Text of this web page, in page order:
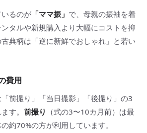
るのが 「ママ振」 で、母親の振袖を着
タルや新規購入より大幅にコストを抑
典柄は「逆に新鮮でおしゃれ」と若い
費用
前撮り」「当日撮影」「後撮り」の3
す。 前撮り （式の3〜10カ月前）は最
約70%の方が利用しています。